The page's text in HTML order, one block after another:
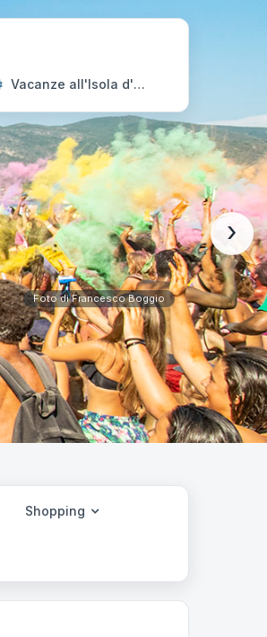
Vacanze all'Isola d'Elba
Foto di Francesco Boggio
›
Shopping